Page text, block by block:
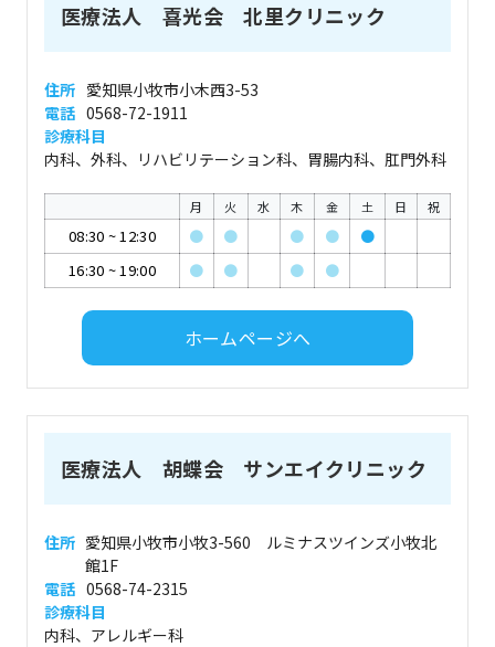
医療法人 喜光会 北里クリニック
住所 愛知県小牧市小木西3-53
電話 0568-72-1911
診療科目
内科、外科、リハビリテーション科、胃腸内科、肛門外科
月 火 水 木 金 土 日 祝
08:30 ~12:30 ● ● ● ●
●
16:30 ~19:00 ● ● ● ●
ホームページへ
医療法人 胡蝶会 サンエイクリニック
住所 愛知県小牧市小牧3-560 ルミナスツインズ小牧北
館1F
電話 0568-74-2315
診療科目
内科、アレルギー科